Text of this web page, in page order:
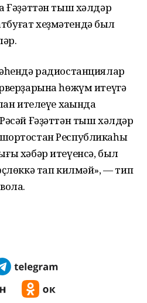
Ғәҙәттән тыш хәлдәр
хеҙмәтендә был
радиостанциялар
һөжүм итеүгә
ителеүе хаҡында
Ғәҙәттән тыш хәлдәр
Республикаһы
хәбәр итеүенсә, был
тап килмәй», — тип